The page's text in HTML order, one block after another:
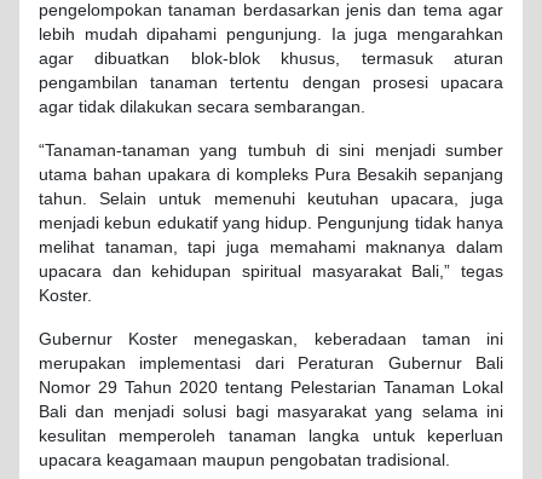
pengelompokan tanaman berdasarkan jenis dan tema agar
lebih mudah dipahami pengunjung. Ia juga mengarahkan
agar dibuatkan blok-blok khusus, termasuk aturan
pengambilan tanaman tertentu dengan prosesi upacara
agar tidak dilakukan secara sembarangan.
“Tanaman-tanaman yang tumbuh di sini menjadi sumber
utama bahan upakara di kompleks Pura Besakih sepanjang
tahun. Selain untuk memenuhi keutuhan upacara, juga
menjadi kebun edukatif yang hidup. Pengunjung tidak hanya
melihat tanaman, tapi juga memahami maknanya dalam
upacara dan kehidupan spiritual masyarakat Bali,” tegas
Koster.
Gubernur Koster menegaskan, keberadaan taman ini
merupakan implementasi dari Peraturan Gubernur Bali
Nomor 29 Tahun 2020 tentang Pelestarian Tanaman Lokal
Bali dan menjadi solusi bagi masyarakat yang selama ini
kesulitan memperoleh tanaman langka untuk keperluan
upacara keagamaan maupun pengobatan tradisional.